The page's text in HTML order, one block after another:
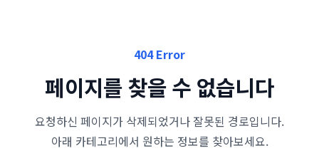
404 Error
페이지를 찾을 수 없습니다
요청하신 페이지가 삭제되었거나 잘못된 경로입니다.
아래 카테고리에서 원하는 정보를 찾아보세요.